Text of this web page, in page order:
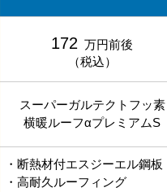
172 万円前後
（税込）
スーパーガルテクトフッ素
横暖ルーフαプレミアムS
・断熱材付エスジーエル鋼板
・高耐久ルーフィング